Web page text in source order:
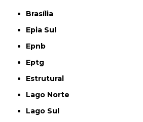
Brasília
Epia Sul
Epnb
Eptg
Estrutural
Lago Norte
Lago Sul